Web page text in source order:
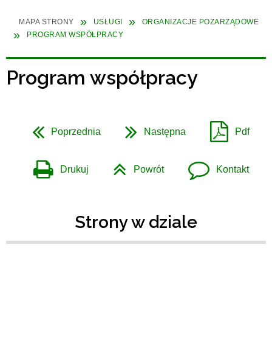
MAPA STRONY USŁUGI
ORGANIZACJE POZARZĄDOWE
PROGRAM WSPÓŁPRACY
Program współpracy
Poprzednia Następna Pdf
Drukuj Powrót Kontakt
Strony w dziale